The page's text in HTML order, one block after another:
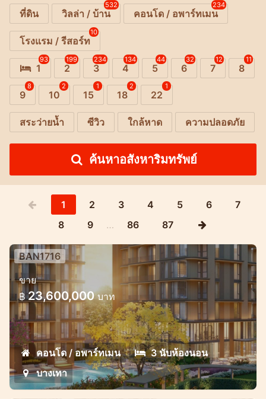
ที่ดิน วิลล่า / บ้าน
532
คอนโด / อพาร์ทเมน
234
โรงแรม / รีสอร์ท
10
1
93
2
199
3
234
4
134
5
44
6
32
7
12
8
11
9
8
10
2
15
1
18
2
22
1
สระว่ายน้ำ ซีวิว ใกล้หาด ความปลอดภัย
ค้นหาอสังหาริมทรัพย์
1 2 3 4 5 6
7
8
9 … 86 87
โครงการคอนโดมิเนียมหรูสไตล์แมริออท
ใจกลางบางเทา
โครงการคอนโดมิเนียมคุณภาพสูงสุดพิเศษ
พร้อมโอกาสการชำระเงินที่ยอดเยี่ยม
BAN1716
ขาย
฿ 23,600,000บาท
คอนโด / อพาร์ทเมน
3 นับห้องนอน
บางเทา